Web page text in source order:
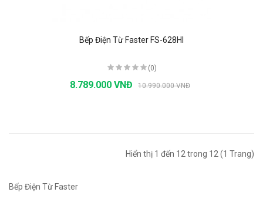
Bếp Điện Từ Faster FS-628HI
(0)
8.789.000 VNĐ 10.990.000 VNĐ
Hiển thị 1 đến 12 trong 12 (1 Trang)
Bếp Điện Từ Faster